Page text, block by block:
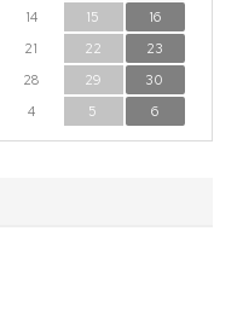
14 15
16
21 22
23
28 29
30
4 5 6